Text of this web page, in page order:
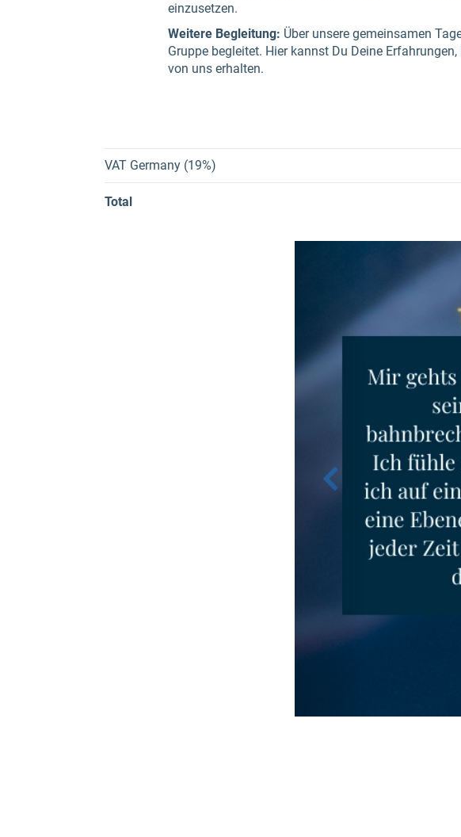
einzusetzen.
Weitere Begleitung: Über unsere gemeinsamen
Gruppe begleitet. Hier kannst Du Deine
von uns erhalten.
VAT Germany (19%)
Total
i